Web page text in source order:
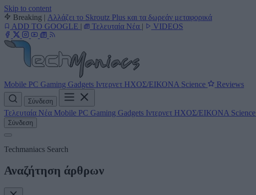
Skip to content
Breaking | Αλλάζει το Skroutz Plus και τα δωρεάν μεταφορικά
ADD TO GOOGLE | Τελευταία Νέα | VIDEOS
Mobile PC Gaming Gadgets Ιντερνετ ΗΧΟΣ/ΕΙΚΟΝΑ Science Reviews
Σύνδεση
Τελευταία Νέα Mobile PC Gaming Gadgets Ιντερνετ ΗΧΟΣ/ΕΙΚΟΝΑ Science
Σύνδεση
Techmaniacs Search
Αναζήτηση άρθρων